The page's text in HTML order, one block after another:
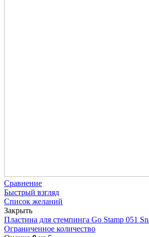
Сравнение
Быстрый взгляд
Список желаний
Закрыть
Пластина для стемпинга Go Stamp 051
Ограниченное количество